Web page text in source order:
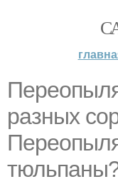
разных